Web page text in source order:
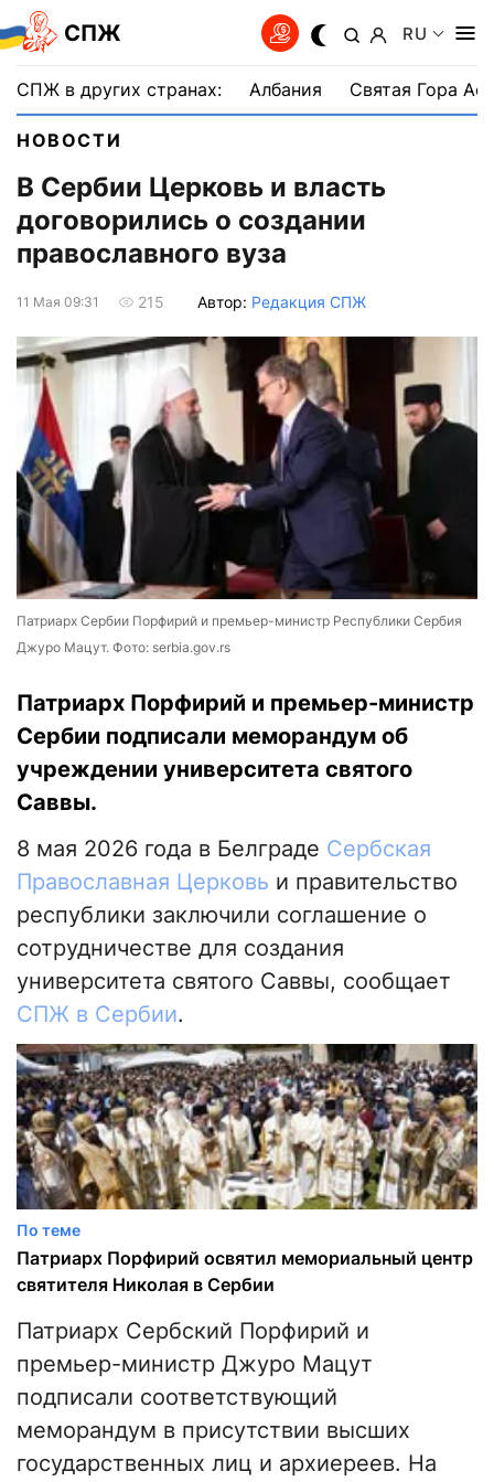
СПЖ RU
СПЖ в других странах: Албания Святая Гора
НОВОСТИ
В Сербии Церковь и власть
договорились о создании
православного вуза
11 Мая 09:31 215 Автор: Редакция СПЖ
Патриарх Сербии Порфирий и премьер-министр Республики Сербия
Джуро Мацут. Фото: serbia.gov.rs
Патриарх Порфирий и премьер-министр
Сербии подписали меморандум об
учреждении университета cвятого
Саввы.
8 мая 2026 года в Белграде Сербская
Православная Церковь и правительство
республики заключили соглашение о
сотрудничестве для создания
университета cвятого Саввы, сообщает
СПЖ в Сербии.
По теме
Патриарх Порфирий освятил мемориальный центр
святителя Николая в Сербии
Патриарх Сербский Порфирий и
премьер-министр Джуро Мацут
подписали соответствующий
меморандум в присутствии высших
государственных лиц и архиереев. На